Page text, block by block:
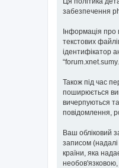
забезпечення
Інформація про
текстових
ідентифікатор
Також під час
поширюється
вичерпуються
повідомлення,
Ваш обліковий
записом
країни, яка
необов'язковою,